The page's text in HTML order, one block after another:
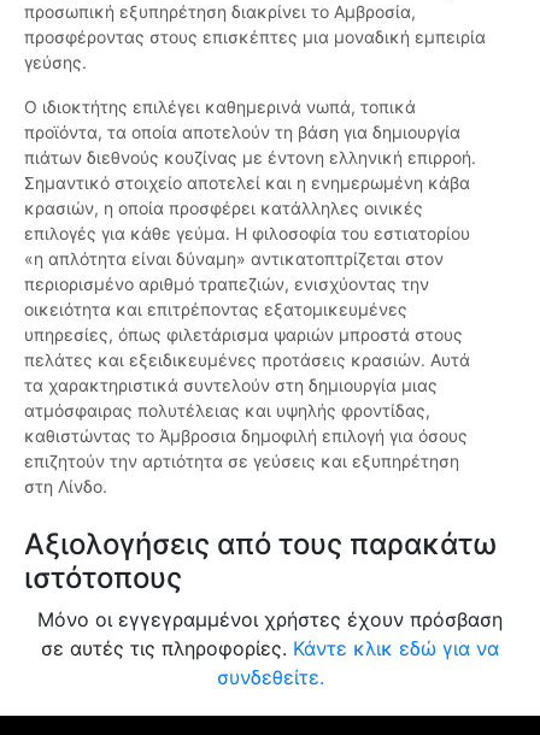
προσωπική εξυπηρέτηση διακρίνει το Αμβροσία,
προσφέροντας στους επισκέπτες μια μοναδική εμπειρία
γεύσης.
Ο ιδιοκτήτης επιλέγει καθημερινά νωπά, τοπικά
προϊόντα, τα οποία αποτελούν τη βάση για δημιουργία
πιάτων διεθνούς κουζίνας με έντονη ελληνική επιρροή.
Σημαντικό στοιχείο αποτελεί και η ενημερωμένη κάβα
κρασιών, η οποία προσφέρει κατάλληλες οινικές
επιλογές για κάθε γεύμα. Η φιλοσοφία του εστιατορίου
«η απλότητα είναι δύναμη» αντικατοπτρίζεται στον
περιορισμένο αριθμό τραπεζιών, ενισχύοντας την
οικειότητα και επιτρέποντας εξατομικευμένες
υπηρεσίες, όπως φιλετάρισμα ψαριών μπροστά στους
πελάτες και εξειδικευμένες προτάσεις κρασιών. Αυτά
τα χαρακτηριστικά συντελούν στη δημιουργία μιας
ατμόσφαιρας πολυτέλειας και υψηλής φροντίδας,
καθιστώντας το Άμβροσια δημοφιλή επιλογή για όσους
επιζητούν την αρτιότητα σε γεύσεις και εξυπηρέτηση
στη Λίνδο.
Αξιολογήσεις από τους παρακάτω
ιστότοπους
Μόνο οι εγγεγραμμένοι χρήστες έχουν πρόσβαση
σε αυτές τις πληροφορίες. Κάντε κλικ εδώ για να
συνδεθείτε.